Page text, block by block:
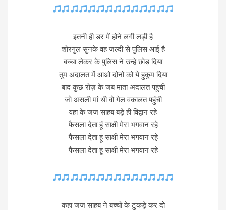
इतनी ही डर में होने लगी लड़ी है
शोरगुल सुनके वह जल्दी से पुलिस आई है
बच्चा लेकर के पुलिस ने उन्हे छोड़ दिया
तुम अदालत में आओ दोनो को ये हुकुम दिया
बाद कुछ रोज़ के जब माता अदालत पहुंची
जो असली मां थी वो गेल वकालत पहुंची
वहा के जज साहब बड़े ही विद्वान रहे
फैसला देता हूं साक्षी मेरा भगवान रहे
फैसला देता हूं साक्षी मेरा भगवान रहे
फैसला देता हूं साक्षी मेरा भगवान रहे
कहा जज साहब ने बच्चों के टुकड़े कर दो